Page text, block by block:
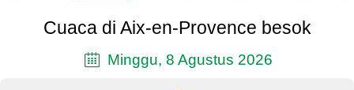
Cuaca di Aix-en-Provence besok
Minggu, 8 Agustus 2026